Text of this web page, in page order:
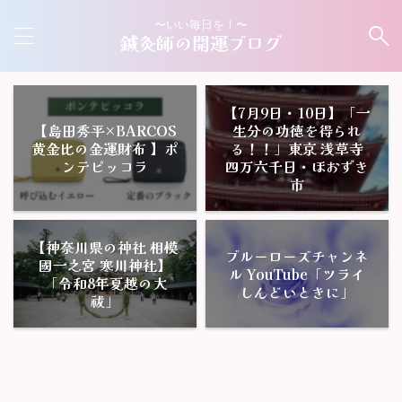
〜いい毎日を！〜
鍼灸師の開運ブログ
【島田秀平×BARCOS
黄金比の金運財布 】ポ
ンテピッコラ
【7月9日・10日】「一
生分の功徳を得られ
る！！」東京 浅草寺
四万六千日・ほおずき
市
【神奈川県の神社 相模
國一之宮 寒川神社】
「令和8年夏越の大
祓」
ブルーローズチャンネ
ル YouTube「ツライ
しんどいときに」